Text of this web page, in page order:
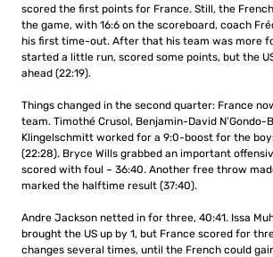
scored the first points for France. Still, the
the game, with 16:6 on the scoreboard, coach
his first time-out. After that his team was more
started a little run, scored some points, but the
ahead (22:19).
Things changed in the second quarter: France
team. Timothé Crusol, Benjamin-David N’Gondo-
Klingelschmitt worked for a 9:0-boost for the
(22:28). Bryce Wills grabbed an important
scored with foul – 36:40. Another free throw
marked the halftime result (37:40).
Andre Jackson netted in for three, 40:41. Issa
brought the US up by 1, but France scored for
changes several times, until the French could